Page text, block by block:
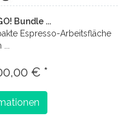
Bundle ...
Espresso-Arbeitsfläche
€ *